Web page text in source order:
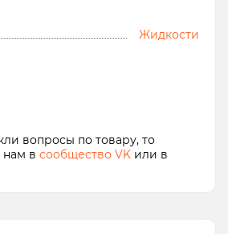
Жидкости
вопросы по товару, то
нам в сообщество VK или в